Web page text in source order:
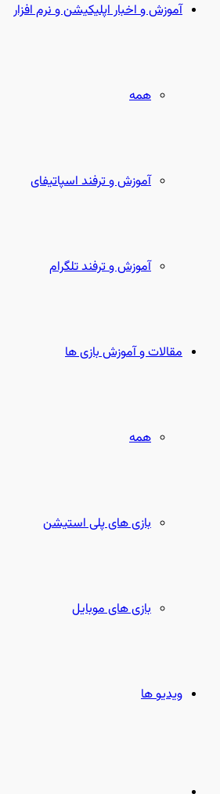
آموزش و اخبار اپلیکیشن و نرم افزار
همه
آموزش و ترفند اسپاتیفای
آموزش و ترفند تلگرام
مقالات و آموزش بازی ها
همه
بازی های پلی استیشن
بازی های موبایل
ویدیو ها